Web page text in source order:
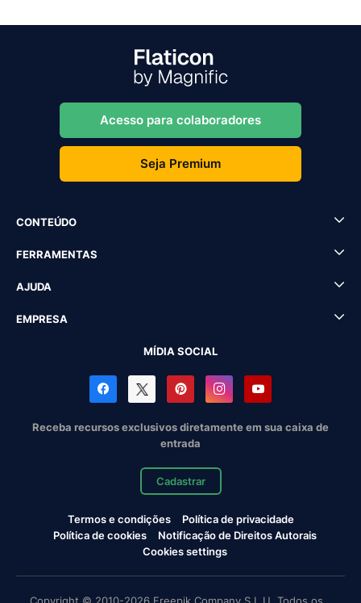
Acesso para colaboradores
Seja Premium
CONTEÚDO
FERRAMENTAS
AJUDA
EMPRESA
MÍDIA SOCIAL
Receba recursos exclusivos diretamente em sua caixa de
entrada
Cadastrar
Termos e condições
Política de privacidade
Política de cookies
Notificação de Direitos Autorais
Cookies settings